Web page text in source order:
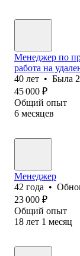
Менеджер по
работа на
40 лет • Была
45 000 ₽
Общий опыт
6 месяцев
Менеджер
42 года •
23 000 ₽
Общий опыт
18 лет 1 месяц